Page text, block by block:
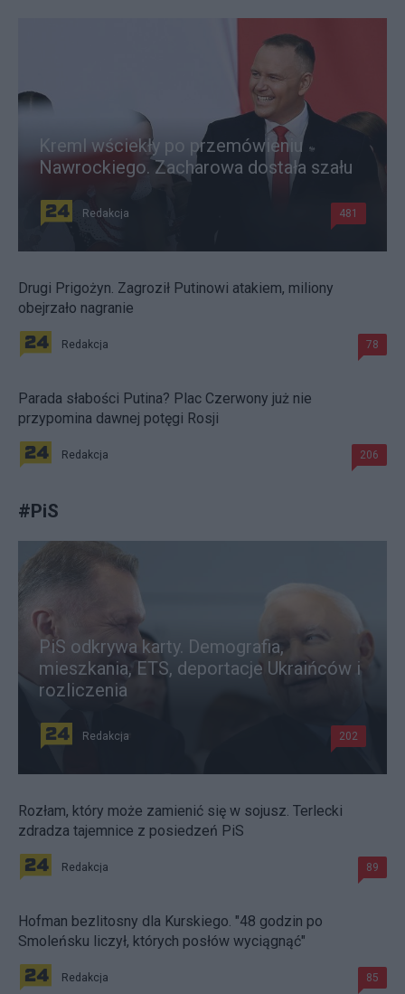
Kreml wściekły po przemówieniu
Nawrockiego. Zacharowa dostała szału
Redakcja 481
Drugi Prigożyn. Zagroził Putinowi atakiem, miliony
obejrzało nagranie
Redakcja 78
Parada słabości Putina? Plac Czerwony już nie
przypomina dawnej potęgi Rosji
Redakcja 206
#PiS
PiS odkrywa karty. Demografia,
mieszkania, ETS, deportacje Ukraińców i
rozliczenia
Redakcja 202
Rozłam, który może zamienić się w sojusz. Terlecki
zdradza tajemnice z posiedzeń PiS
Redakcja 89
Hofman bezlitosny dla Kurskiego. "48 godzin po
Smoleńsku liczył, których posłów wyciągnąć"
Redakcja 85